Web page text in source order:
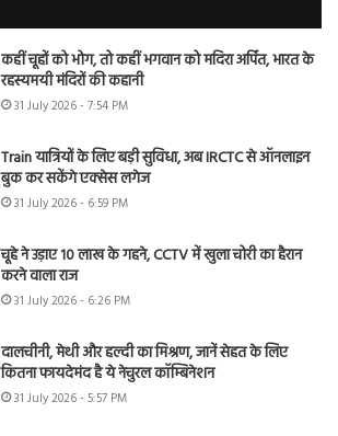
कहीं चूहों को भोग, तो कहीं भगवान को मदिरा अर्पित, भारत के
रहस्यमयी मंदिरों की कहानी
31 July 2026 - 7:54 PM
Train यात्रियों के लिए बड़ी सुविधा, अब IRCTC से ऑनलाइन
बुक कर सकेंगे एक्सेस लगेज
31 July 2026 - 6:59 PM
चूहे ने उड़ाए 10 लाख के गहने, CCTV में खुला चोरी का हैरान
करने वाला राज
31 July 2026 - 6:26 PM
दालचीनी, मेथी और हल्दी का मिश्रण, जानें सेहत के लिए
कितना फायदेमंद है ये नेचुरल कॉम्बिनेशन
31 July 2026 - 5:57 PM